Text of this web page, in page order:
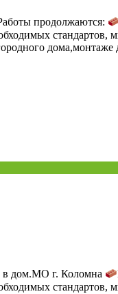
продолжаются:
стандартов,
в дом.МО г. Коломна
стандартов,